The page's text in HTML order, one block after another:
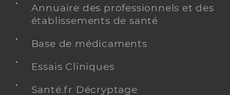
Annuaire des professionnels et des
établissements de santé
Base de médicaments
Essais Cliniques
Santé.fr Décryptage